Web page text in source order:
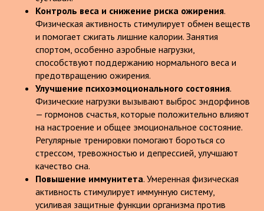
Контроль веса и снижение риска ожирения.
Физическая активность стимулирует обмен веществ
и помогает сжигать лишние калории. Занятия
спортом, особенно аэробные нагрузки,
способствуют поддержанию нормального веса и
предотвращению ожирения.
Улучшение психоэмоционального состояния.
Физические нагрузки вызывают выброс эндорфинов
— гормонов счастья, которые положительно влияют
на настроение и общее эмоциональное состояние.
Регулярные тренировки помогают бороться со
стрессом, тревожностью и депрессией, улучшают
качество сна.
Повышение иммунитета. Умеренная физическая
активность стимулирует иммунную систему,
усиливая защитные функции организма против